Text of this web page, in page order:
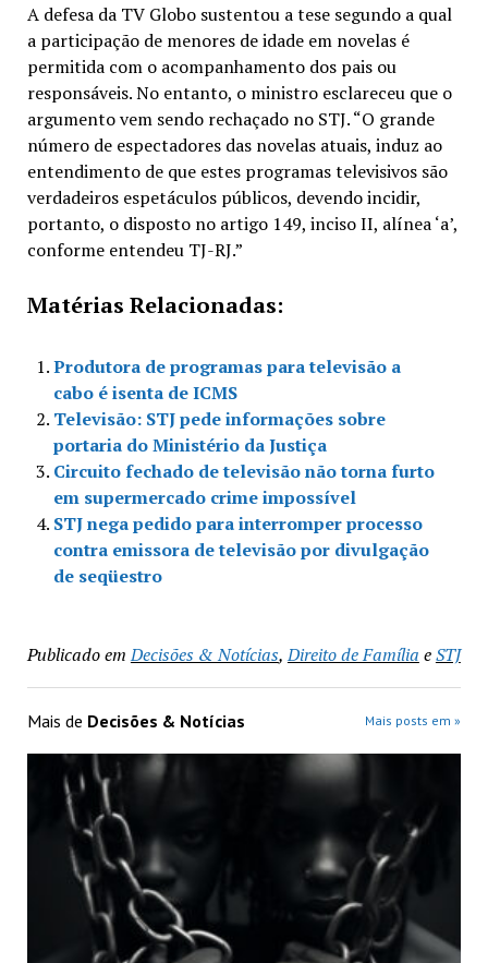
A defesa da TV Globo sustentou a tese segundo a qual
a participação de menores de idade em novelas é
permitida com o acompanhamento dos pais ou
responsáveis. No entanto, o ministro esclareceu que o
argumento vem sendo rechaçado no STJ. “O grande
número de espectadores das novelas atuais, induz ao
entendimento de que estes programas televisivos são
verdadeiros espetáculos públicos, devendo incidir,
portanto, o disposto no artigo 149, inciso II, alínea ‘a’,
conforme entendeu TJ-RJ.”
Matérias Relacionadas:
Produtora de programas para televisão a
cabo é isenta de ICMS
Televisão: STJ pede informações sobre
portaria do Ministério da Justiça
Circuito fechado de televisão não torna furto
em supermercado crime impossível
STJ nega pedido para interromper processo
contra emissora de televisão por divulgação
de seqüestro
Publicado em Decisões & Notícias,Direito de Família eSTJ
Mais de Decisões & Notícias Mais posts em »